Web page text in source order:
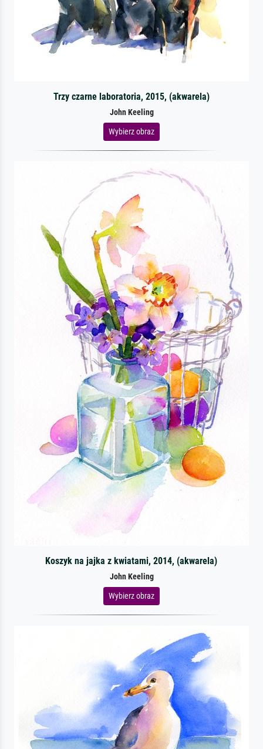
Trzy czarne laboratoria, 2015, (akwarela)
John Keeling
Wybierz obraz
Koszyk na jajka z kwiatami, 2014, (akwarela)
John Keeling
Wybierz obraz